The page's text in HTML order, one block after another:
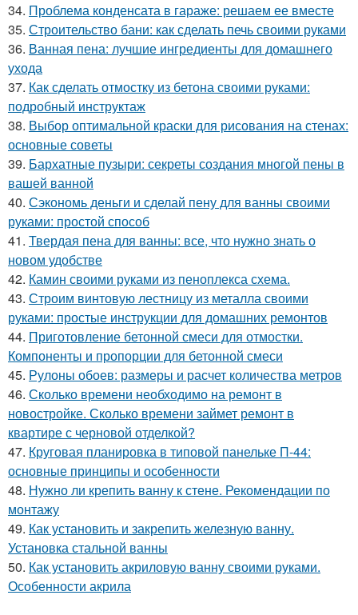
34. Проблема конденсата в гараже: решаем ее вместе
35. Строительство бани: как сделать печь своими руками
36. Ванная пена: лучшие ингредиенты для домашнего
ухода
37. Как сделать отмостку из бетона своими руками:
подробный инструктаж
38. Выбор оптимальной краски для рисования на стенах:
основные советы
39. Бархатные пузыри: секреты создания многой пены в
вашей ванной
40. Сэкономь деньги и сделай пену для ванны своими
руками: простой способ
41. Твердая пена для ванны: все, что нужно знать о
новом удобстве
42. Камин своими руками из пеноплекса схема.
43. Строим винтовую лестницу из металла своими
руками: простые инструкции для домашних ремонтов
44. Приготовление бетонной смеси для отмостки.
Компоненты и пропорции для бетонной смеси
45. Рулоны обоев: размеры и расчет количества метров
46. Сколько времени необходимо на ремонт в
новостройке. Сколько времени займет ремонт в
квартире с черновой отделкой?
47. Круговая планировка в типовой панельке П-44:
основные принципы и особенности
48. Нужно ли крепить ванну к стене. Рекомендации по
монтажу
49. Как установить и закрепить железную ванну.
Установка стальной ванны
50. Как установить акриловую ванну своими руками.
Особенности акрила